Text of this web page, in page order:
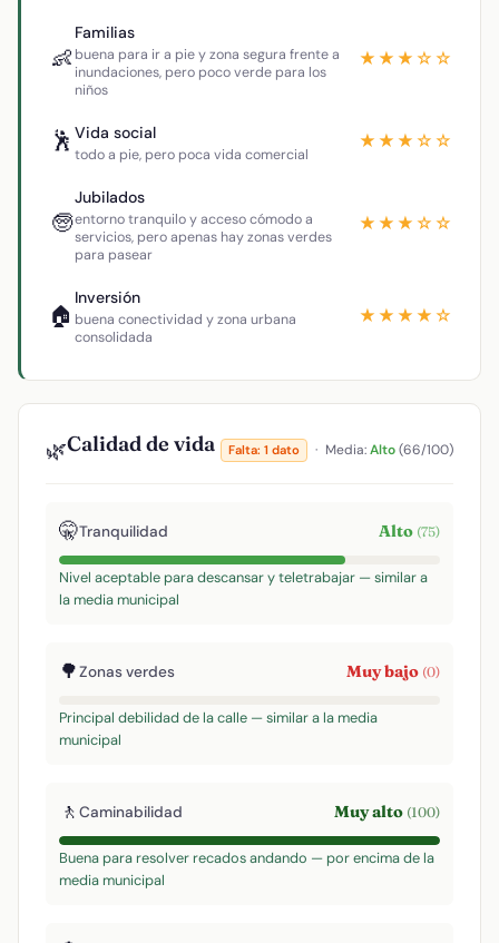
👶
Familias
buena para ir a pie y zona segura frente a
inundaciones, pero poco verde para los
niños
★★★☆☆
🕺 Vida social
todo a pie, pero poca vida comercial
★★★☆☆
🧓
Jubilados
entorno tranquilo y acceso cómodo a
servicios, pero apenas hay zonas verdes
para pasear
★★★☆☆
🏠
Inversión
buena conectividad y zona urbana
consolidada
★★★★☆
🌿Calidad de vida Falta: 1 dato · Media:Alto(66/100)
🤫Tranquilidad Alto (75)
Nivel aceptable para descansar y teletrabajar — similar a
la media municipal
🌳Zonas verdes Muy bajo (0)
Principal debilidad de la calle — similar a la media
municipal
🚶 Caminabilidad Muy alto (100)
Buena para resolver recados andando — por encima de la
media municipal